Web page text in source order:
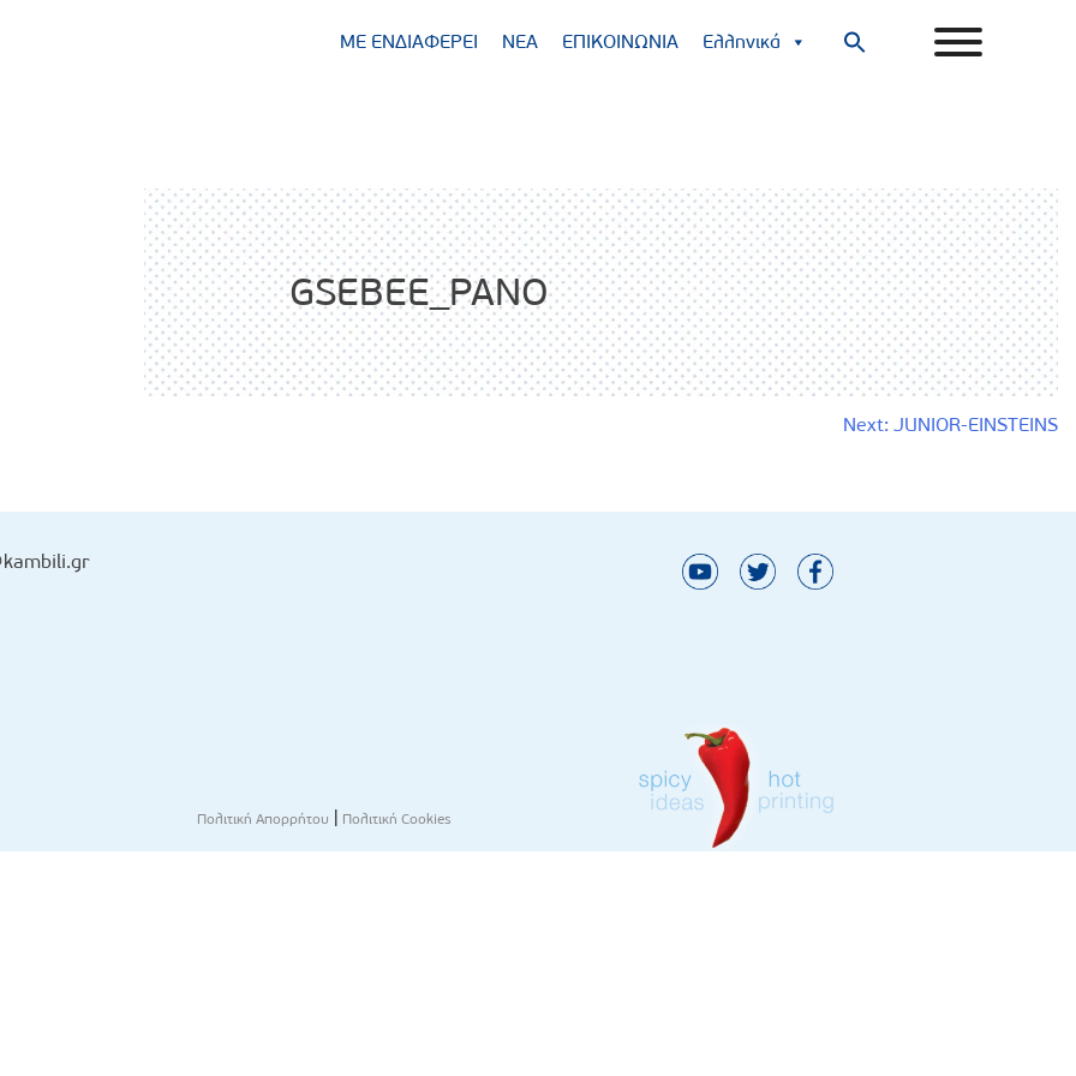
ΜΕ ΕΝΔΙΑΦΕΡΕΙ ΝΕΑ ΕΠΙΚΟΙΝΩΝΙΑ Ελληνικά
Search
GSEBEE_PANO
Next: JUNIOR-EINSTEINS
Πολιτική Απορρήτου | Πολιτική Cookies